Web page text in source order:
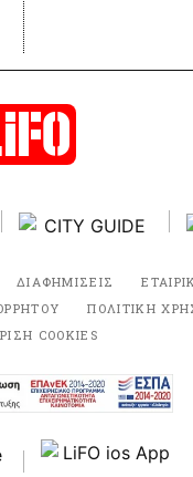
ΔΙΑΦΗΜΙΣΕΙΣ
ΠΟΛΙΤΙΚΗ
COOKIES